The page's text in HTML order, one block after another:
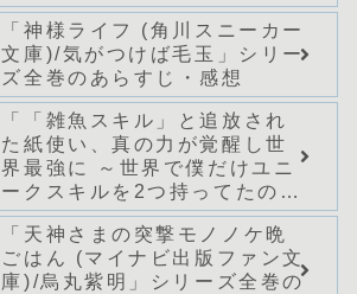
NOVELS)/どまどま」シリー
ズ全巻のあらすじ・感想
「神様ライフ (角川スニーカー
文庫)/気がつけば毛玉」シリー
ズ全巻のあらすじ・感想
「「雑魚スキル」と追放され
た紙使い、真の力が覚醒し世
界最強に ～世界で僕だけユニ
ークスキルを2つ持ってたので
真の仲間と成り上がる～ (Mノ
ベルス)/桑野和明」シリーズ全
巻のあらすじ・感想
「天神さまの突撃モノノケ晩
ごはん (マイナビ出版ファン文
庫)/烏丸紫明」シリーズ全巻の